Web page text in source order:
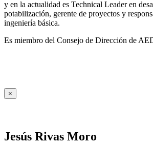
y en la actualidad es Technical Leader en
potabilización, gerente de proyectos y
ingeniería básica.
Es miembro del Consejo de Dirección de
×
Jesús Rivas Moro